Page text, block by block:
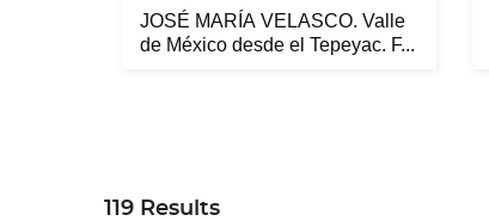
JOSÉ MARÍA VELASCO. Valle
de México desde el Tepeyac. F...
119 Results